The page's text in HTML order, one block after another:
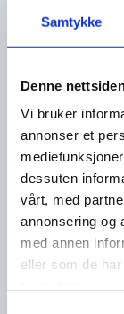
Samtykke
Denne
Vi bruker
annonser et
dessuten
vårt, med
annonsering og
med annen
eller som de